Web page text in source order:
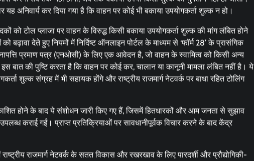
अनिवार्य कर दिया गया है कि वाहन पर कोई भी बकाया उपयोगकर्ता शुल्क न हो।
टोल प्लाजा पर वाहन के विरुद्ध किसी बकाया उपयोगकर्ता शुल्क की मांग लंबित होने
देते हुए नियमों में निर्दिष्ट ऑनलाइन पोर्टल के माध्यम से ‘फॉर्म 28’ के प्रासंगिक
प्रमाण पत्र (एनओसी) के लिए एक आवेदन है, जो वाहन के स्वामित्व को किसी अन्य
की पुष्टि करता है कि वाहन पर कोई कर, चालान या कानूनी मामला लंबित नहीं है। ये
शुल्क संग्रह में भी सहायक होंगे और राष्ट्रीय राजमार्ग नेटवर्क पर बाधा रहित टोलिंग
होने के बाद ये संशोधन जारी किए गए हैं, जिसमें हितधारकों और आम जनता से सुझाव
कराई गईं। प्राप्त प्रतिक्रियाओं पर सावधानीपूर्वक विचार करने के बाद केंद्र
राजमार्ग नेटवर्क के सतत विकास और रखरखाव के लिए पारदर्शी और प्रौद्योगिकी-